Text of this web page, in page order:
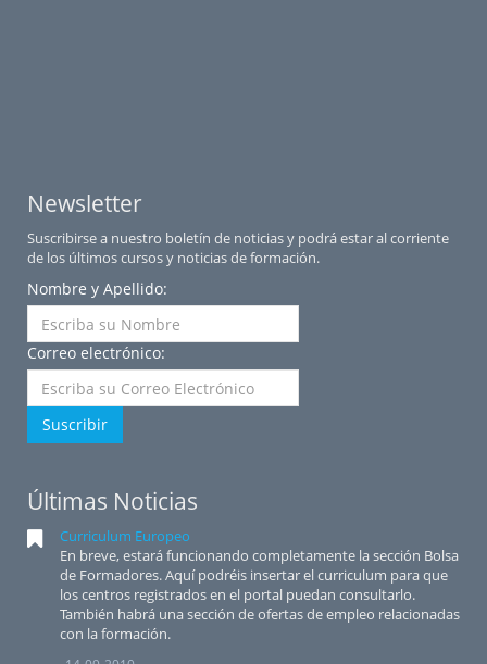
Newsletter
Suscribirse a nuestro boletín de noticias y podrá estar al corriente
de los últimos cursos y noticias de formación.
Nombre y Apellido:
Correo electrónico:
Suscribir
Últimas Noticias
Curriculum Europeo
En breve, estará funcionando completamente la sección Bolsa
de Formadores. Aquí podréis insertar el curriculum para que
los centros registrados en el portal puedan consultarlo.
También habrá una sección de ofertas de empleo relacionadas
con la formación.